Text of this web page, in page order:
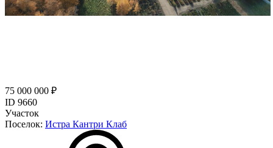
75 000 000 ₽
ID 9660
Участок
Поселок: Истра Кантри Клаб